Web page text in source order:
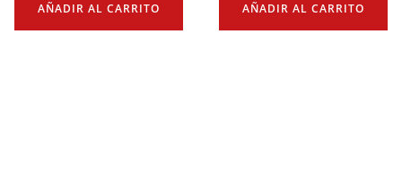
AÑADIR AL CARRITO AÑADIR AL CARRITO